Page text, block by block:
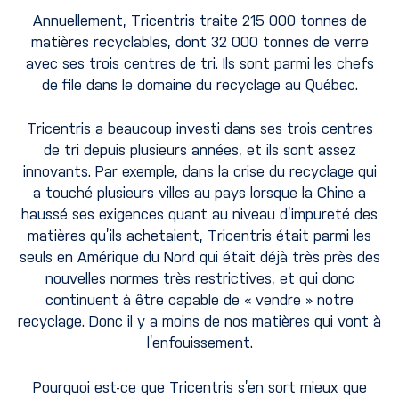
Annuellement, Tricentris traite 215 000 tonnes de
matières recyclables, dont 32 000 tonnes de verre
avec ses trois centres de tri. Ils sont parmi les chefs
de file dans le domaine du recyclage au Québec.
Tricentris a beaucoup investi dans ses trois centres
de tri depuis plusieurs années, et ils sont assez
innovants. Par exemple, dans la crise du recyclage qui
a touché plusieurs villes au pays lorsque la Chine a
haussé ses exigences quant au niveau d’impureté des
matières qu’ils achetaient, Tricentris était parmi les
seuls en Amérique du Nord qui était déjà très près des
nouvelles normes très restrictives, et qui donc
continuent à être capable de « vendre » notre
recyclage. Donc il y a moins de nos matières qui vont à
l’enfouissement.
Pourquoi est-ce que Tricentris s’en sort mieux que